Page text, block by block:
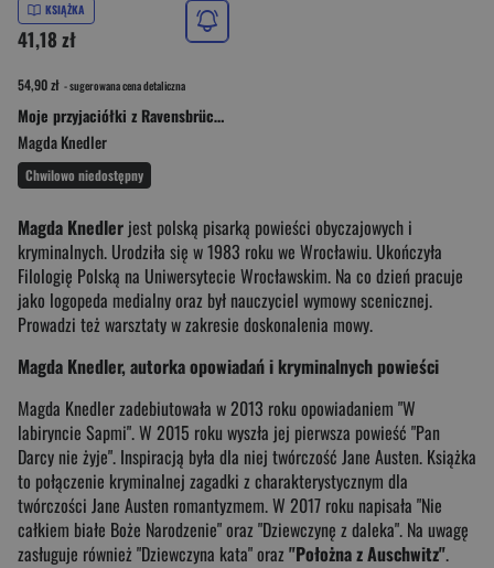
KSIĄŻKA
41,18 zł
54,90 zł - sugerowana cena detaliczna
Moje przyjaciółki z Ravensbrück Wielkie Litery
Magda Knedler
Chwilowo niedostępny
Magda Knedler jest polską pisarką powieści obyczajowych i
kryminalnych. Urodziła się w 1983 roku we Wrocławiu. Ukończyła
Filologię Polską na Uniwersytecie Wrocławskim. Na co dzień pracuje
jako logopeda medialny oraz był nauczyciel wymowy scenicznej.
Prowadzi też warsztaty w zakresie doskonalenia mowy.
Magda Knedler, autorka opowiadań i kryminalnych powieści
Magda Knedler zadebiutowała w 2013 roku opowiadaniem "W
labiryncie Sapmi". W 2015 roku wyszła jej pierwsza powieść "Pan
Darcy nie żyje". Inspiracją była dla niej twórczość Jane Austen. Książka
to połączenie kryminalnej zagadki z charakterystycznym dla
twórczości Jane Austen romantyzmem. W 2017 roku napisała "Nie
całkiem białe Boże Narodzenie" oraz "Dziewczynę z daleka". Na uwagę
zasługuje również "Dziewczyna kata" oraz "Położna z Auschwitz".